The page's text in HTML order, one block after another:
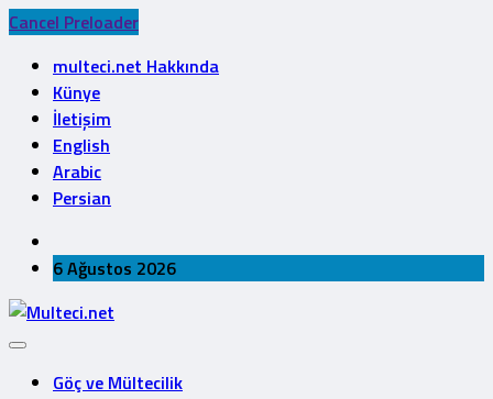
Cancel Preloader
multeci.net Hakkında
Künye
İletişim
English
Arabic
Persian
6 Ağustos 2026
Göç ve Mültecilik